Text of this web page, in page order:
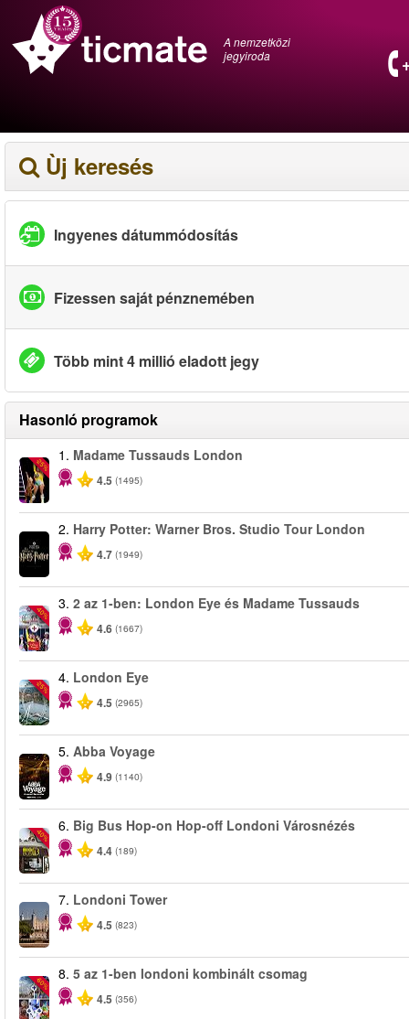
A nemzetközi
jegyiroda
Ùj keresés
Ingyenes dátummódosítás
Fizessen saját pénznemében
Több mint 4 millió eladott jegy
Hasonló programok
-25%
1. Madame Tussauds London
4.5 (1495)
2. Harry Potter: Warner Bros. Studio Tour London
4.7 (1949)
-40%
3. 2 az 1-ben: London Eye és Madame Tussauds
4.6 (1667)
-25%
4. London Eye
4.5 (2965)
5. Abba Voyage
4.9 (1140)
-40%
6. Big Bus Hop-on Hop-off Londoni Városnézés
4.4 (189)
7. Londoni Tower
4.5 (823)
-60%
8. 5 az 1-ben londoni kombinált csomag
4.5 (356)